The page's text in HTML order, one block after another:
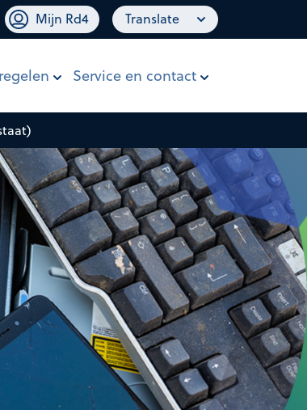
Mijn Rd4 Translate
Service en contact